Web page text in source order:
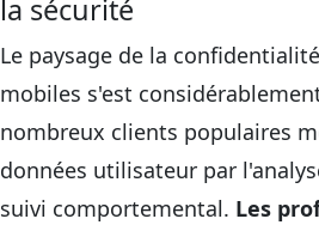
la sécurité
Le paysage de la
mobiles s'est
nombreux clients populaires
données utilisateur par
suivi comportemental. Les